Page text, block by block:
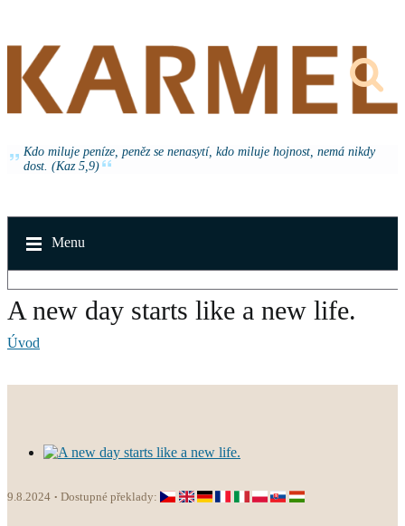
Kdo miluje peníze, peněz se nenasytí, kdo miluje hojnost, nemá nikdy
dost. (Kaz 5,9)
Menu
A new day starts like a new life.
Úvod
9.8.2024 Dostupné překlady: